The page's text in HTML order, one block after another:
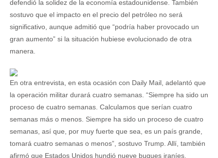
defendió la solidez de la economía estadounidense. También
sostuvo que el impacto en el precio del petróleo no será
significativo, aunque admitió que “podría haber provocado un
gran aumento” si la situación hubiese evolucionado de otra
manera.
En otra entrevista, en esta ocasión con Daily Mail, adelantó que
la operación militar durará cuatro semanas. “Siempre ha sido un
proceso de cuatro semanas. Calculamos que serían cuatro
semanas más o menos. Siempre ha sido un proceso de cuatro
semanas, así que, por muy fuerte que sea, es un país grande,
tomará cuatro semanas o menos”, sostuvo Trump. Allí, también
afirmó que Estados Unidos hundió nueve buques iraníes.